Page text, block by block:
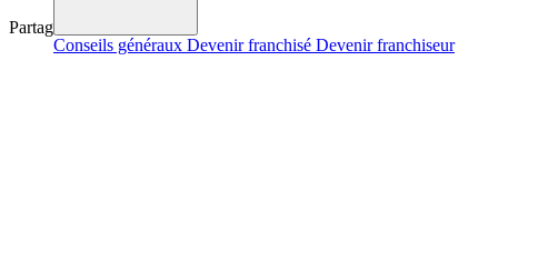
Conseils généraux Devenir franchisé Devenir franchiseur
Partager sur :